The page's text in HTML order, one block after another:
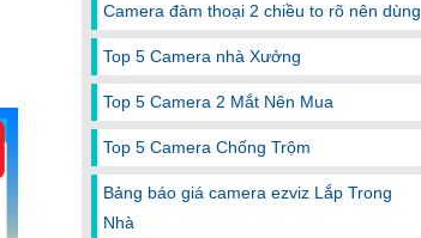
Camera đàm thoại 2 chiều to rõ nên dùng
Top 5 Camera nhà Xưởng
Top 5 Camera 2 Mắt Nên Mua
Top 5 Camera Chống Trộm
Bảng báo giá camera ezviz Lắp Trong
Nhà